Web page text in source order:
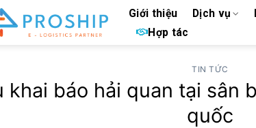
Giới thiệu Dịch vụ
Hợp tác
TIN TỨC
khai báo hải quan tại sân
quốc